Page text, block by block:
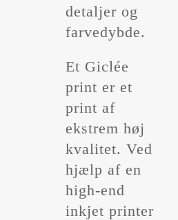
detaljer og
farvedybde.
Et Giclée
print er et
print af
ekstrem høj
kvalitet. Ved
hjælp af en
high-end
inkjet printer